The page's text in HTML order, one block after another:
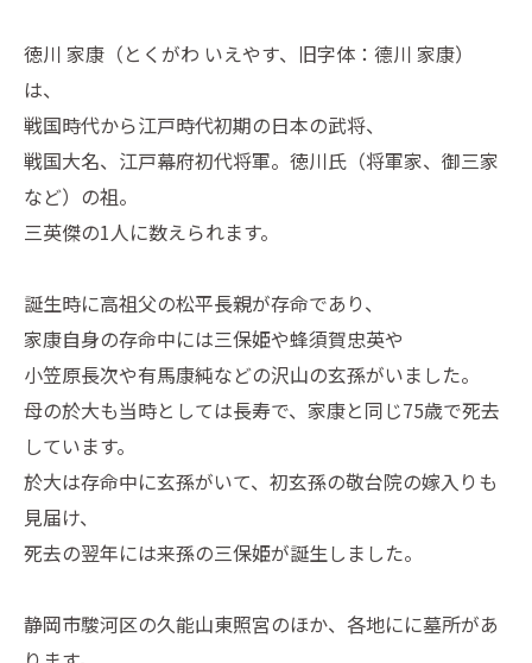
徳川 家康（とくがわ いえやす、旧字体：德川 家康）
は、
戦国時代から江戸時代初期の日本の武将、
戦国大名、江戸幕府初代将軍。徳川氏（将軍家、御三家
など）の祖。
三英傑の1人に数えられます。
誕生時に高祖父の松平長親が存命であり、
家康自身の存命中には三保姫や蜂須賀忠英や
小笠原長次や有馬康純などの沢山の玄孫がいました。
母の於大も当時としては長寿で、家康と同じ75歳で死去
しています。
於大は存命中に玄孫がいて、初玄孫の敬台院の嫁入りも
見届け、
死去の翌年には来孫の三保姫が誕生しました。
静岡市駿河区の久能山東照宮のほか、各地にに墓所があ